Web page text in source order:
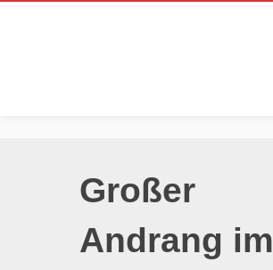
Großer
Andrang im